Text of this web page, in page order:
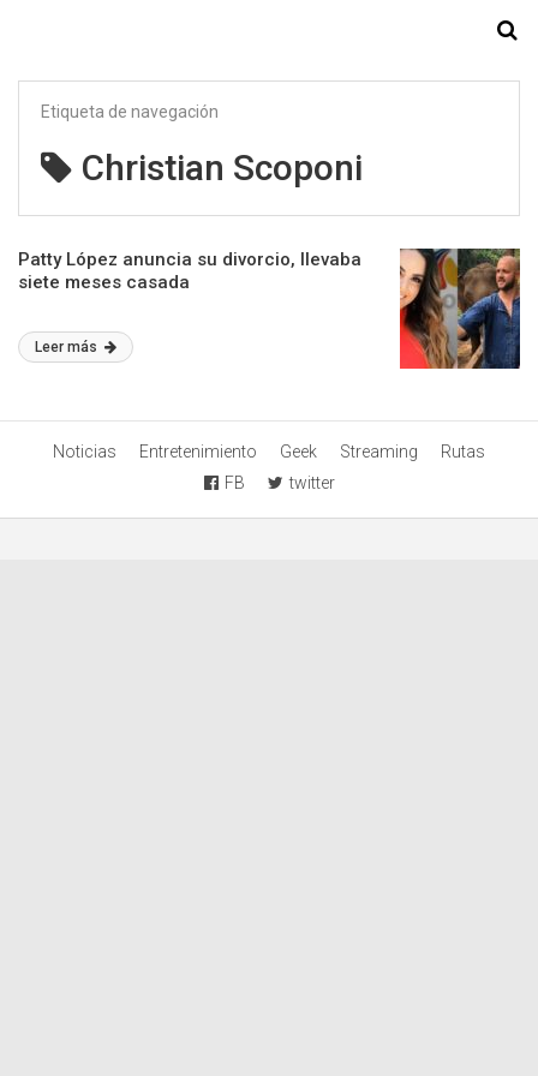
Etiqueta de navegación
Christian Scoponi
Patty López anuncia su divorcio, llevaba
siete meses casada
Leer más
Noticias Entretenimiento Geek Streaming
Rutas
FB
twitter